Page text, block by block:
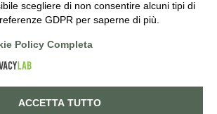
Domenica
ALL RIGHTS RESERVED. POWERED BY
NORATECH.
scegliere di non consentire alcuni tipi di
GDPR per saperne di più.
Policy Completa
ACCETTA TUTTO